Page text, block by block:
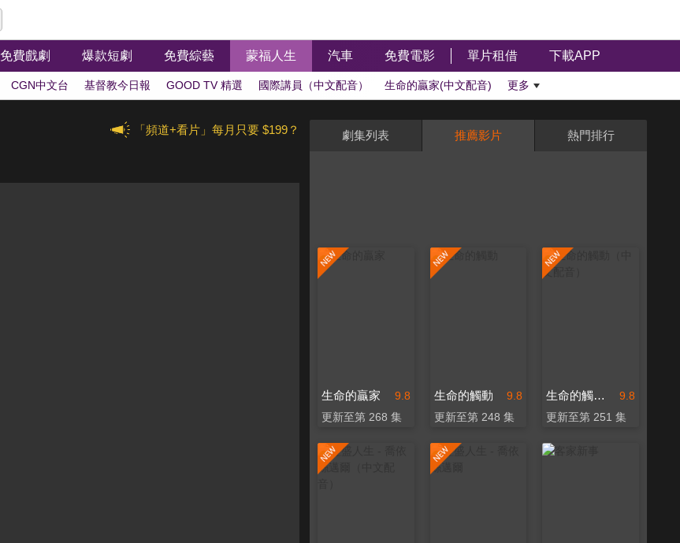
免費戲劇 爆款短劇 免費綜藝 蒙福人生 汽車 免費電影 單片租借 下載APP
CGN中文台 基督教今日報 GOOD TV 精選 國際講員（中文配音） 生命的贏家(中文配音) 更多
「頻道+看片」每月只要 $199？ 劇集列表 推薦影片 熱門排行
9.8
生命的贏家
更新至第 268 集
9.8
生命的觸動
更新至第 248 集
9.8
生命的觸動（中文配音）
更新至第 251 集